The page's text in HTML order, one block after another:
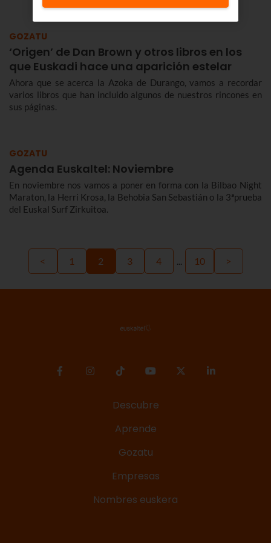
GOZATU
‘Origen’ de Dan Brown y otros libros en los
que Euskadi hace una aparición estelar
Ahora que se acerca la Azoka de Durango, vamos a recordar
varios libros que han incluido algunos de nuestros rincones en
sus páginas.
GOZATU
Agenda Euskaltel: Noviembre
En noviembre nos vamos a poner en forma con la Bilbao Night
Maraton, la Herri Krosa, la Behobia San Sebastián o la 3ªprueba
del Euskal Surf Zirkuitoa.
< 1 2 3 4 ... 10 >
Descubre
Aprende
Gozatu
Empresas
Nombres euskera